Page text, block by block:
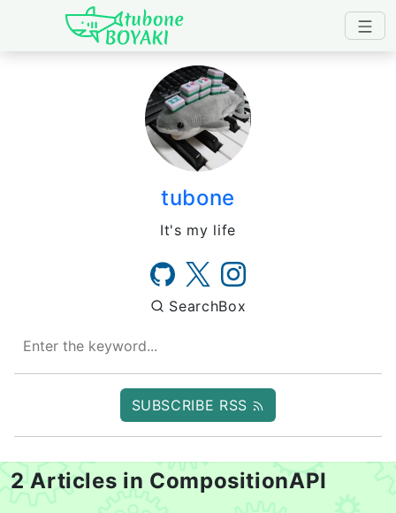
Japanese IT Developer's
tubone
It's my life
SearchBox
SUBSCRIBE RSS
2 Articles in CompositionAPI